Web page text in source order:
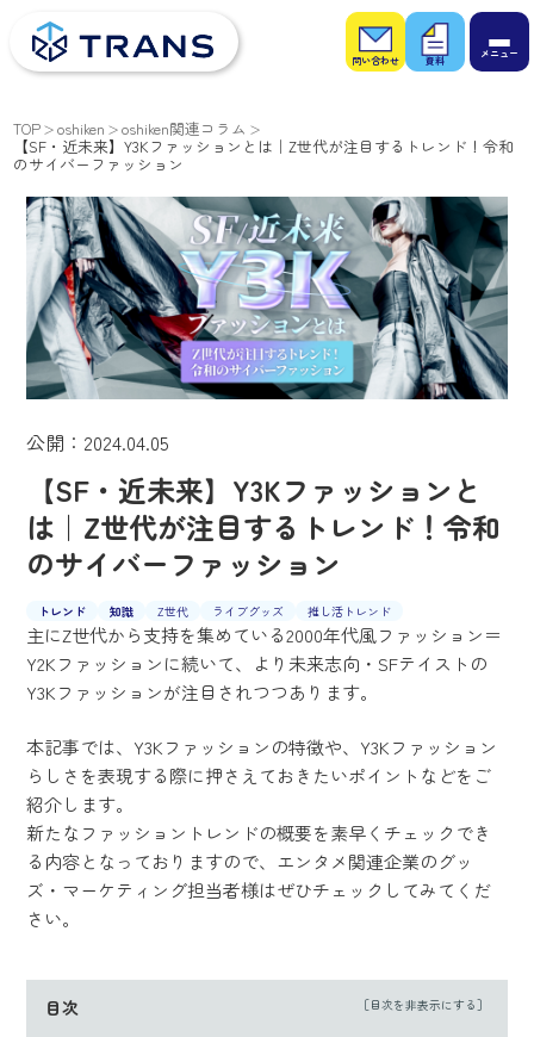
お問
い合
わせ
お役
立ち
資料
TOP oshiken oshiken関連コラム
【SF・近未来】Y3Kファッションとは｜Z世代が注目するトレンド！令和
のサイバーファッション
公開：2024.04.05
【SF・近未来】Y3Kファッションと
は｜Z世代が注目するトレンド！令和
のサイバーファッション
トレンド 知識 Z世代 ライブグッズ 推し活トレンド
主にZ世代から支持を集めている2000年代風ファッション＝
Y2Kファッションに続いて、より未来志向・SFテイストの
Y3Kファッションが注目されつつあります。
本記事では、Y3Kファッションの特徴や、Y3Kファッション
らしさを表現する際に押さえておきたいポイントなどをご
紹介します。
新たなファッショントレンドの概要を素早くチェックでき
る内容となっておりますので、エンタメ関連企業のグッ
ズ・マーケティング担当者様はぜひチェックしてみてくだ
さい。
目次